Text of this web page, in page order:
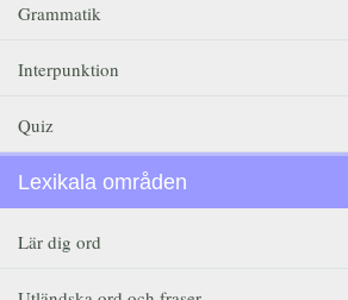
Grammatik
Interpunktion
Quiz
Lexikala områden
Lär dig ord